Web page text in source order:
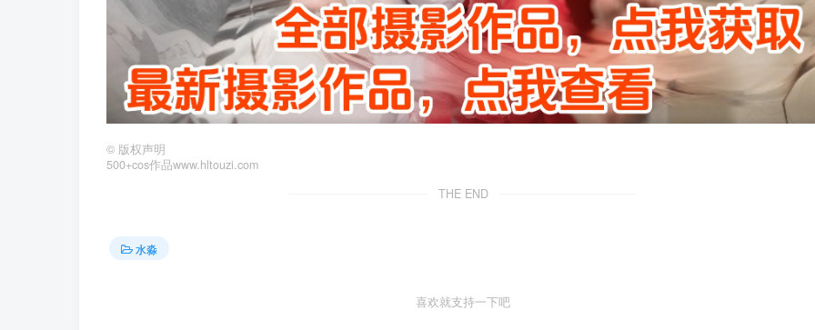
© 版权声明
500+cos作品www.hltouzi.com
THE END
水淼
喜欢就支持一下吧